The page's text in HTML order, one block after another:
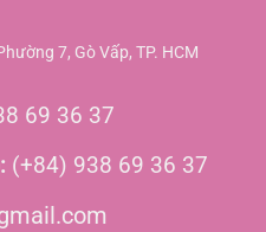
7, Gò Vấp, TP. HCM
69 36 37
(+84) 938 69 36 37